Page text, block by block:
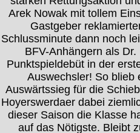
Arek Nowak mit tollem
Gastgeber
Schlussminute dann noch
BFV-Anhängern als
Punktspieldebüt in der
Auswechsler! So blieb
Auswärtssieg für die
Hoyerswerdaer dabei
dieser Saison die Klasse
auf das Nötigste. Bleibt